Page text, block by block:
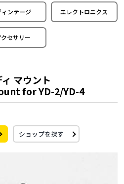
ィンテージ エレクトロニクス
クセサリー
マウント
for YD-2/YD-4
ショップを探す